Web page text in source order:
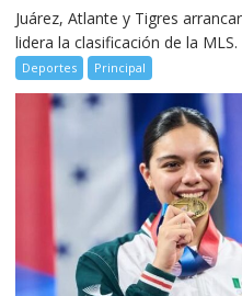
Juárez, Atlante y Tigres
lidera la clasificación de la MLS.
Deportes Principal